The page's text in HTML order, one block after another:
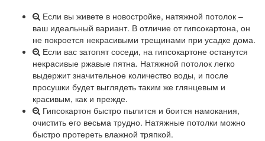
Если вы живете в новостройке, натяжной потолок –
ваш идеальный вариант. В отличие от гипсокартона, он
не покроется некрасивыми трещинами при усадке дома.
Если вас затопят соседи, на гипсокартоне останутся
некрасивые ржавые пятна. Натяжной потолок легко
выдержит значительное количество воды, и после
просушки будет выглядеть таким же глянцевым и
красивым, как и прежде.
Гипсокартон быстро пылится и боится намокания,
очистить его весьма трудно. Натяжные потолки можно
быстро протереть влажной тряпкой.